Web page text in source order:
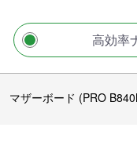
高効率
マザーボード (PRO